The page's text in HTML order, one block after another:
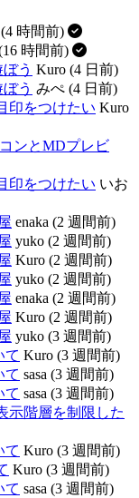
時間前)
時間前)
う Kuro (4 日前)
う みぺ (4 日前)
印をつけたい Kuro
ンとMDプレビ
印をつけたい いお
enaka (2 週間前)
yuko (2 週間前)
Kuro (2 週間前)
yuko (2 週間前)
enaka (2 週間前)
Kuro (2 週間前)
yuko (3 週間前)
て Kuro (3 週間前)
て sasa (3 週間前)
て sasa (3 週間前)
示階層を制限した
て Kuro (3 週間前)
Kuro (3 週間前)
て sasa (3 週間前)